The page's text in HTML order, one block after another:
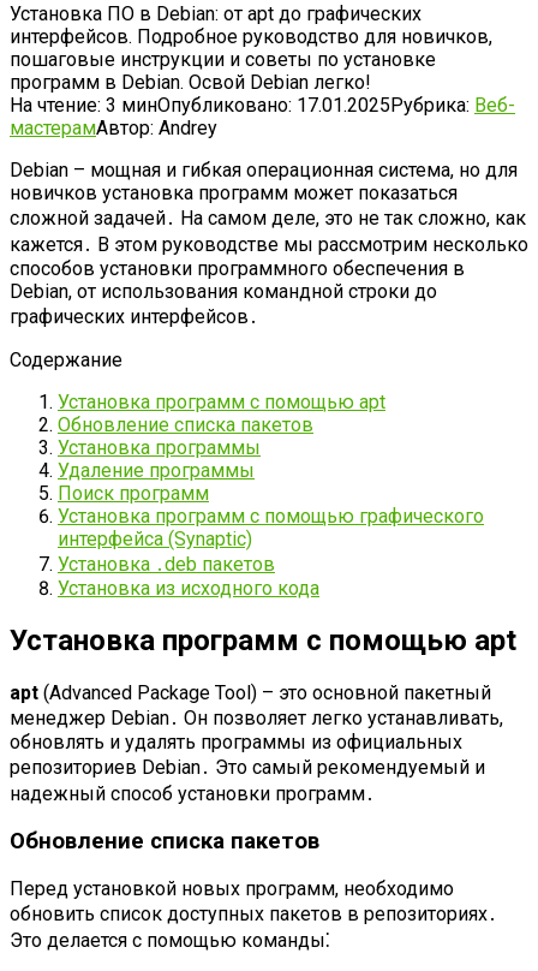
Установка ПО в Debian: от apt до графических
интерфейсов. Подробное руководство для новичков,
пошаговые инструкции и советы по установке
программ в Debian. Освой Debian легко!
На чтение: 3 минОпубликовано: 17.01.2025Рубрика: Веб-
мастерамАвтор: Andrey
Debian – мощная и гибкая операционная система, но для
новичков установка программ может показаться
сложной задачей․ На самом деле, это не так сложно, как
кажется․ В этом руководстве мы рассмотрим несколько
способов установки программного обеспечения в
Debian, от использования командной строки до
графических интерфейсов․
Содержание
Установка программ с помощью apt
Обновление списка пакетов
Установка программы
Удаление программы
Поиск программ
Установка программ с помощью графического
интерфейса (Synaptic)
Установка ․deb пакетов
Установка из исходного кода
Установка программ с помощью apt
apt (Advanced Package Tool) – это основной пакетный
менеджер Debian․ Он позволяет легко устанавливать,
обновлять и удалять программы из официальных
репозиториев Debian․ Это самый рекомендуемый и
надежный способ установки программ․
Обновление списка пакетов
Перед установкой новых программ, необходимо
обновить список доступных пакетов в репозиториях․
Это делается с помощью команды⁚